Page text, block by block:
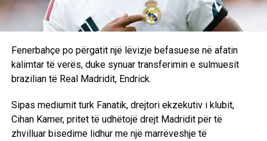
Salah ka nisur kështu një kapitull të ri në karrierën e tij me
Trabzonsporin, klub me të cilin, sipas raportimeve, do të
yllit egjiptian, Trabzonspori synon të rivalizojë
Galatasarayn dhe Fenerbahçen në garën për titullin e
kampionit në Turqi.
D.L
Fenerbahçe po përgatit një lëvizje befasuese në afatin
kalimtar të verës, duke synuar transferimin e sulmuesit
brazilian të Real Madridit, Endrick.
Sipas mediumit turk Fanatik, drejtori ekzekutiv i klubit,
Cihan Kamer, pritet të udhëtojë drejt Madridit për të
zhvilluar bisedime lidhur me një marrëveshje të